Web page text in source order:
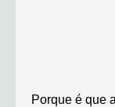
Porque é que